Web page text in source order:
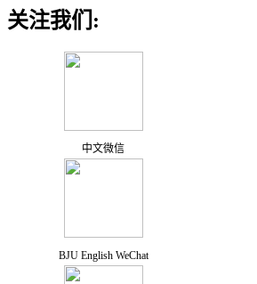
关注我们:
中文微信
BJU English WeChat